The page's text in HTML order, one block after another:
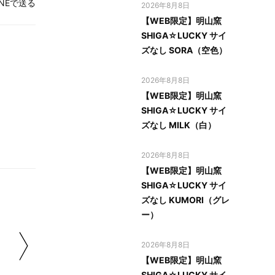
で送る 2026年8月8日
【WEB限定】明山窯
SHIGA☆LUCKY サイ
ズなし SORA（空色）
2026年8月8日
【WEB限定】明山窯
SHIGA☆LUCKY サイ
ズなし MILK（白）
2026年8月8日
【WEB限定】明山窯
SHIGA☆LUCKY サイ
ズなし KUMORI（グレ
ー）
2026年8月8日
【WEB限定】明山窯